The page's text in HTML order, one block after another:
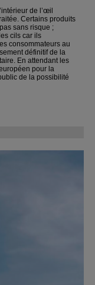
de l’œil
Certains produits
sans risque ;
cils car ils
consommateurs au
définitif de la
En attendant les
pour la
de la possibilité